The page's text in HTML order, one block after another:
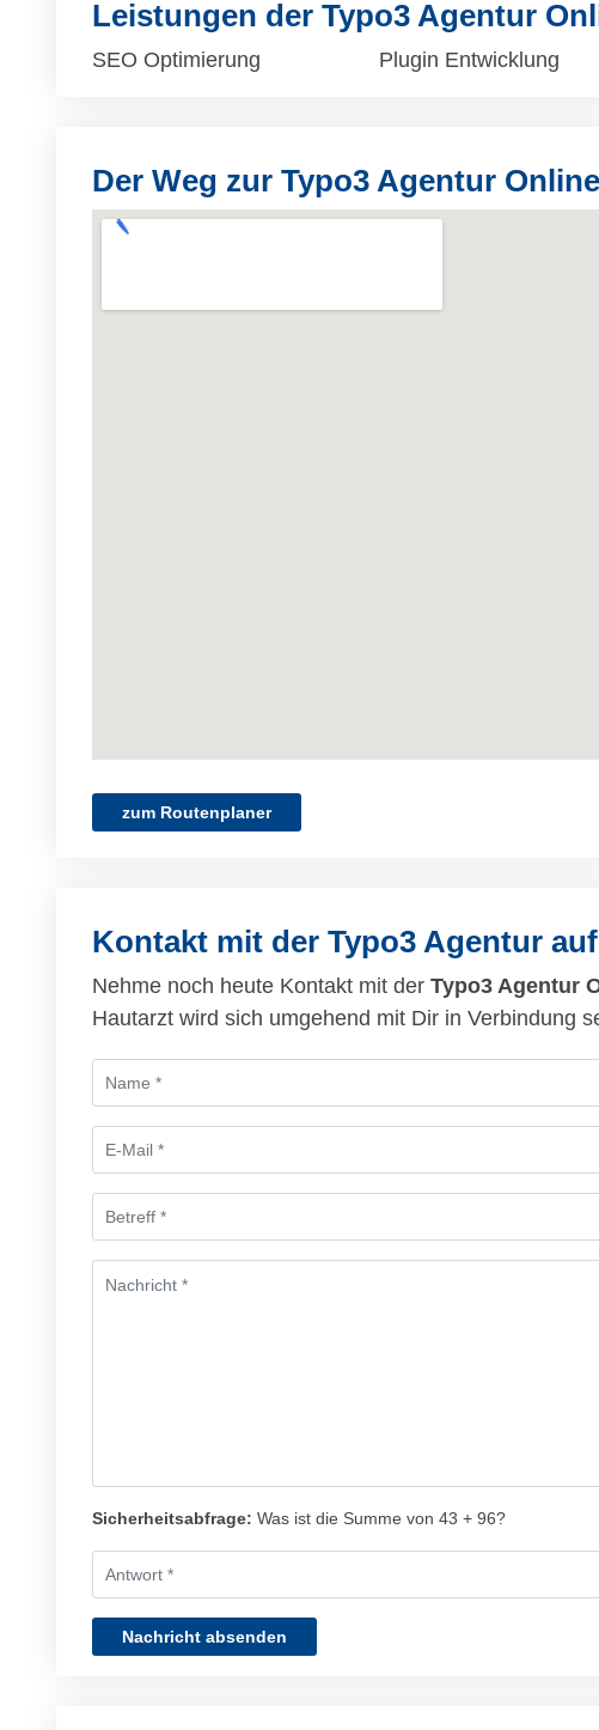
Leistungen der Typo3 Agentur
SEO Optimierung Plugin Entwicklung
Der Weg zur Typo3 Agentur
zum Routenplaner
Kontakt mit der Typo3 Agentur
Nehme noch heute Kontakt mit der Typo3 Agentur
Hautarzt wird sich umgehend mit Dir in Verbindung
Sicherheitsabfrage: Was ist die Summe von 43 + 96?
Nachricht absenden